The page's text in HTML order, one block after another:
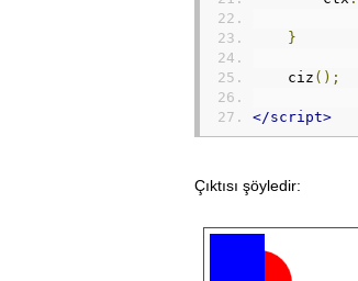
}
    ciz
();
</script>
Çıktısı şöyledir: